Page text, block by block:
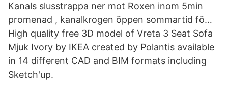
Kanals slusstrappa ner mot Roxen inom 5min
promenad , kanalkrogen öppen sommartid fö…
High quality free 3D model of Vreta 3 Seat Sofa
Mjuk Ivory by IKEA created by Polantis available
in 14 different CAD and BIM formats including
Sketch'up.